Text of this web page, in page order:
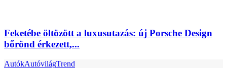
Feketébe öltözött a luxusutazás: új Porsche Design
bőrönd érkezett,...
AutókAutóvilágTrend